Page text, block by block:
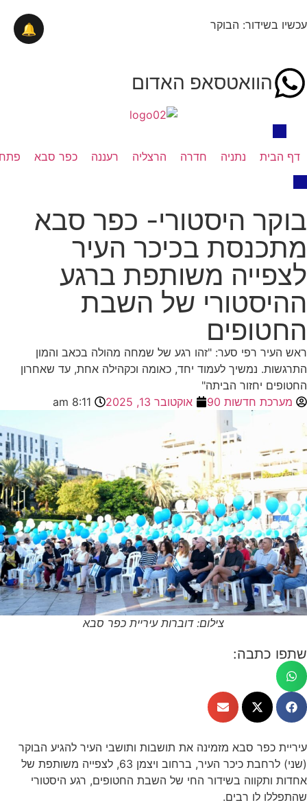
עכשיו בשידור: הבוקר
הוואטסאפ האדום
דף הבית נתניה חדרה הרצליה רעננה כפר סבא
בוקר היסטורי- כפר סבא
מתכנסת בכיכר העיר
לצפייה משותפת ברגע
ההיסטורי של השבת
החטופים
ראש העיר רפי סער: "זהו רגע של שמחה מהולה בכאב והמון
התרגשות. נמשיך לעמוד יחד, כאומה וכקהילה אחת, עד שאחרון
החטופים יחזור הביתה"
מערכת חדשות 90
אוקטובר 13, 2025 8:11 am
צילום: דוברות עיריית כפר סבא
שתפו כתבה:
עיריית כפר סבא מזמינה את תושבות ותושבי העיר להגיע הבוקר
(שני) לרחבת כיכר העיר, ברחוב ויצמן 63, לצפייה משותפת של
אחדות ותקווה בשידור החי של השבת החטופים, רגע היסטורי
שהתפללו לו רבים.
🔔